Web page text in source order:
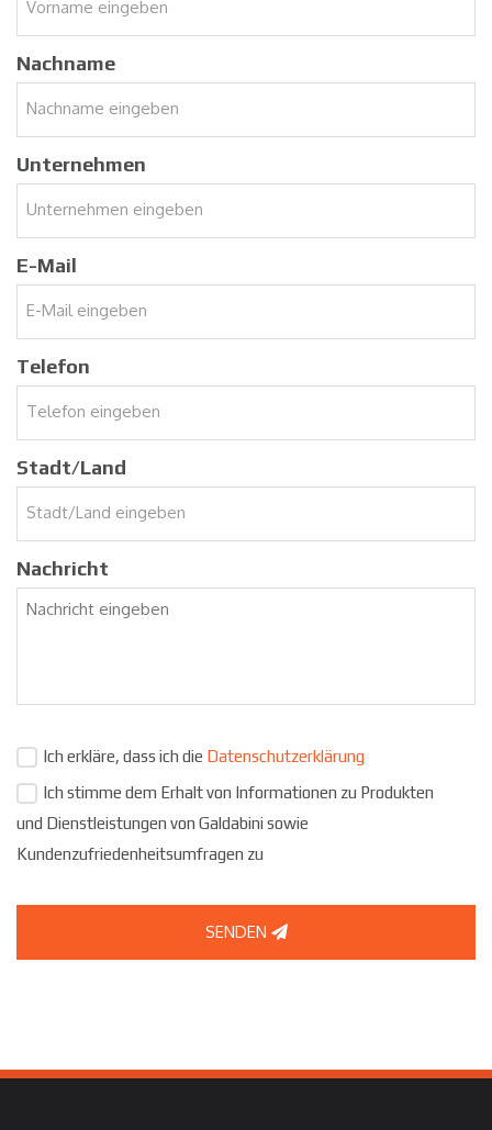
Nachname
Unternehmen
E-Mail
Telefon
Stadt/Land
Nachricht
Ich erkläre, dass ich die Datenschutzerklärung
Ich stimme dem Erhalt von Informationen zu Produkten
und Dienstleistungen von Galdabini sowie
Kundenzufriedenheitsumfragen zu
SENDEN